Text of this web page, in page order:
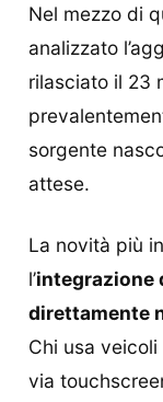
Nel mezzo di
analizzato
rilasciato il 23
sorgente
attese.
La novità più
l’integrazione
direttamente
Chi usa
via